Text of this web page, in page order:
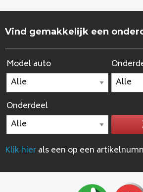
Vind gemakkelijk een
Model auto
Onderdeel
Klik hierals een op een